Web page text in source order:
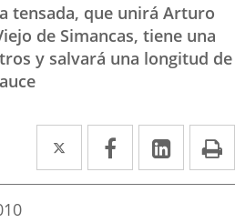
tensada, que unirá Arturo
de Simancas, tiene una
y salvará una longitud de
Twitter
Enlace
a
Facebook
Enlace
a
Enlace
a